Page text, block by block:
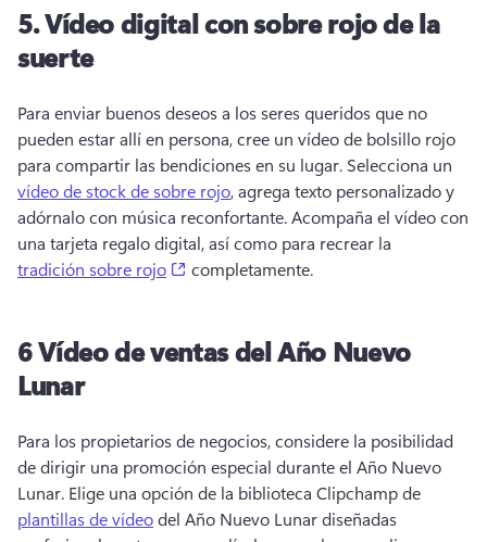
5.Vídeo digital con sobre rojo de la
suerte
Para enviar buenos deseos a los seres queridos que no
pueden estar allí en persona, cree un vídeo de bolsillo rojo
para compartir las bendiciones en su lugar. Selecciona un
vídeo de stock de sobre rojo, agrega texto personalizado y
adórnalo con música reconfortante. Acompaña el vídeo con
una tarjeta regalo digital, así como para recrear la
tradición sobre rojo
(opens in a new tab)
completamente.
6Vídeo de ventas del Año Nuevo
Lunar
Para los propietarios de negocios, considere la posibilidad
de dirigir una promoción especial durante el Año Nuevo
Lunar. Elige una opción de la biblioteca Clipchamp de
plantillas de vídeo del Año Nuevo Lunar diseñadas